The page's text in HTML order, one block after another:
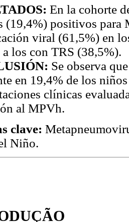
En la cohorte
(19,4%) positivos
viral (61,5%) en
los con TRS (38,5%).
Se observa
en 19,4% de los
clínicas
al MPVh.
clave:
Niño.